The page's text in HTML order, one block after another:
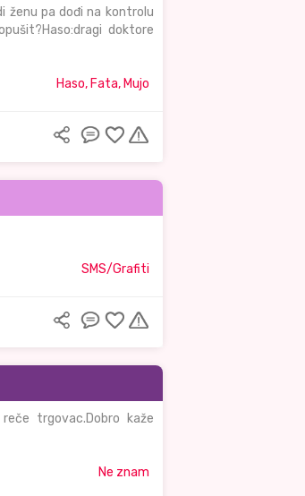
ženu pa dođi na kontrolu
doktore
Haso, Fata, Mujo
SMS/Grafiti
trgovac.Dobro kaže
Ne znam